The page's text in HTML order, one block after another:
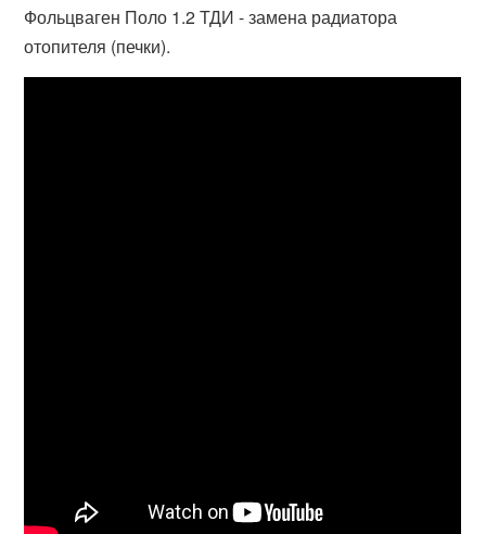
Фольцваген Поло 1.2 ТДИ - замена радиатора
отопителя (печки).